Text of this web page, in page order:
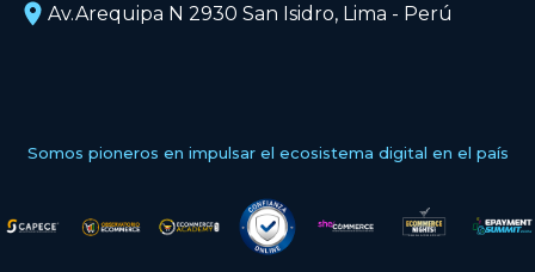
Av.Arequipa N 2930 San Isidro, Lima - Perú
Somos pioneros en impulsar el ecosistema digital en el país